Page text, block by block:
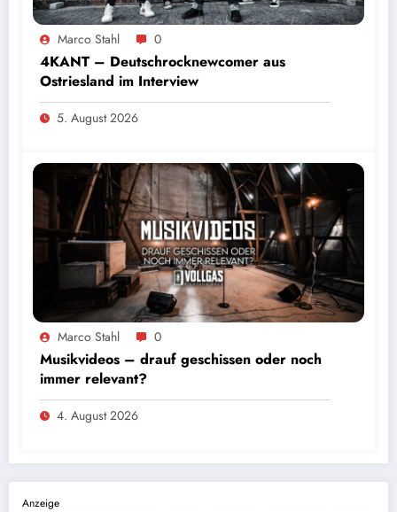
Marco Stahl 0
4KANT – Deutschrocknewcomer aus
Ostriesland im Interview
5. August 2026
Marco Stahl 0
Musikvideos – drauf geschissen oder noch
immer relevant?
4. August 2026
Anzeige